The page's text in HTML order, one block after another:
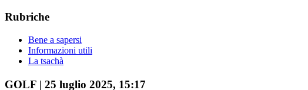
Rubriche
Bene a sapersi
Informazioni utili
La tsachà
GOLF | 25 luglio 2025, 15:17